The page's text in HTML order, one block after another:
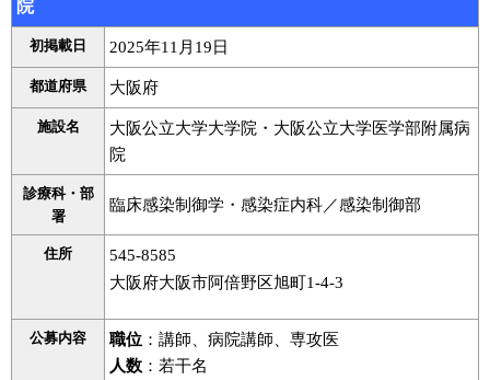
院
初掲載日 2025年11月19日
都道府県 大阪府
施設名
大阪公立大学大学院・大阪公立大学医学部附属病
院
診療科・部
署
臨床感染制御学・感染症内科／感染制御部
住所
545-8585
大阪府大阪市阿倍野区旭町1-4-3
公募内容 職位 ：講師、病院講師、専攻医
人数 ：若干名